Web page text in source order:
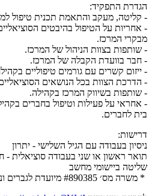
הגדרת התפקיד:
- קליטה, מעקב והתאמת תכנית טיפול
- אחריות על הטיפול בהיבטים
מבקרי המרכז.
- שותפות בצוות הניהול של המרכז.
- חבר בוועדת הקבלה של המרכז.
- ייזום קשרים עם גורמים טיפוליים
- הדרכת הצוות בכל הנושאים
- שותפות בשיווק המרכז בקהילה.
- אחראי על פעילות וטיפול בחברים
בית לחברים.
דרישות:
ניסיון בעבודה עם הגיל השלישי - יתרון
תואר ראשון או שני בעבודה סוציאלית -
שליטה ביישומי מחשב
* משרה מס׳ #890385 מיועדת לגברים ונשים כאחד